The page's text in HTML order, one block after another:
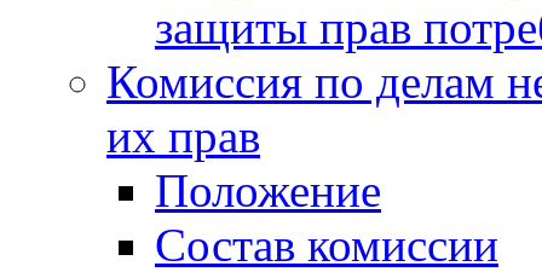
защиты прав
Комиссия по делам
их прав
Положение
Состав комиссии